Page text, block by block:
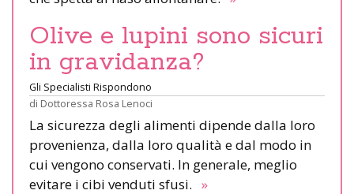
Olive e lupini sono sicuri
in gravidanza?
Gli Specialisti Rispondono
di Dottoressa Rosa Lenoci
La sicurezza degli alimenti dipende dalla loro
provenienza, dalla loro qualità e dal modo in
cui vengono conservati. In generale, meglio
evitare i cibi venduti sfusi. »